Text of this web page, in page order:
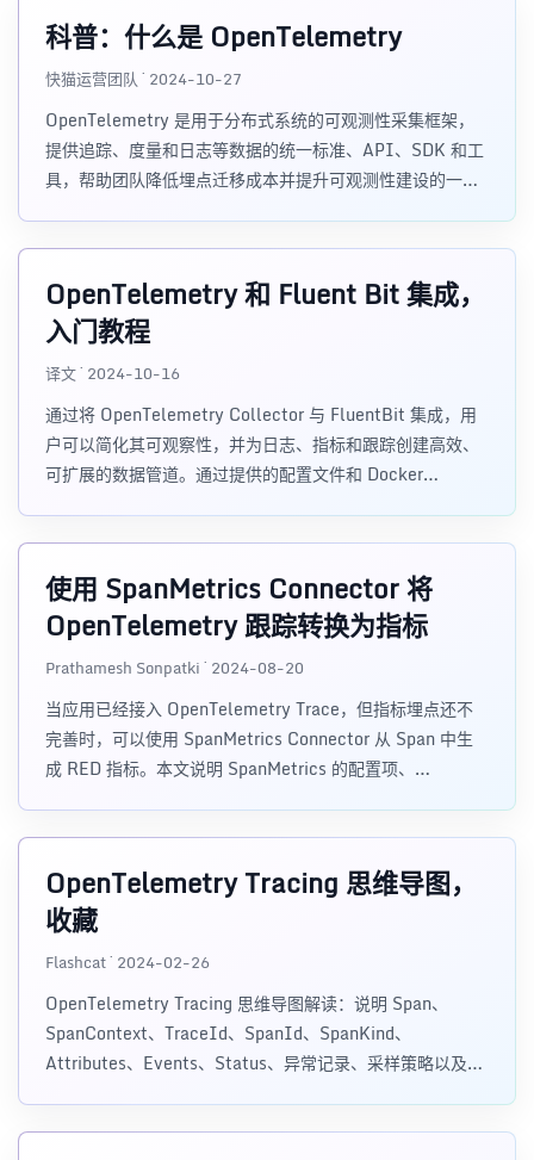
科普：什么是 OpenTelemetry
快猫运营团队 · 2024-10-27
OpenTelemetry 是用于分布式系统的可观测性采集框架，
提供追踪、度量和日志等数据的统一标准、API、SDK 和工
具，帮助团队降低埋点迁移成本并提升可观测性建设的一致
OpenTelemetry 和 Fluent Bit 集成，
入门教程
译文 · 2024-10-16
通过将 OpenTelemetry Collector 与 FluentBit 集成，用
户可以简化其可观察性，并为日志、指标和跟踪创建高效、
可扩展的数据管道。通过提供的配置文件和 Docker
使用 SpanMetrics Connector 将
OpenTelemetry 跟踪转换为指标
Prathamesh Sonpatki · 2024-08-20
当应用已经接入 OpenTelemetry Trace，但指标埋点还不
完善时，可以使用 SpanMetrics Connector 从 Span 中生
成 RED 指标。本文说明 SpanMetrics 的配置项、
OpenTelemetry Tracing 思维导图，
收藏
Flashcat · 2024-02-26
OpenTelemetry Tracing 思维导图解读：说明 Span、
SpanContext、TraceId、SpanId、SpanKind、
Attributes、Events、Status、异常记录、采样策略以及通